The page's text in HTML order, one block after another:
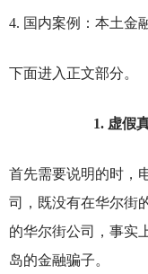
4. 国内案例：本土金
下面进入正文部分。
1. 虚假
首先需要说明的时，
司，既没有在华尔街
的华尔街公司，事实
岛的金融骗子。